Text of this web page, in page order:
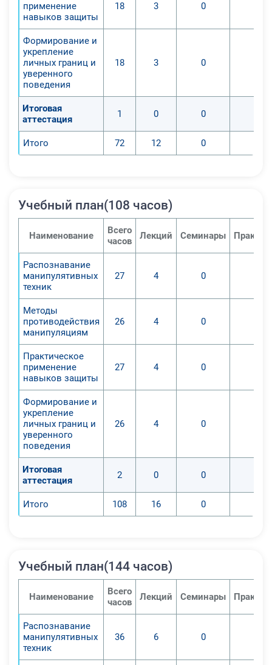
применение
навыков защиты
18 3 0
Формирование и
укрепление
личных границ и
уверенного
поведения
18 3 0
Итоговая
аттестация
1 0 0
Итого 72 12 0
Учебный план(108 часов)
Наименование
Всего
часов
Лекций Семинары
Распознавание
манипулятивных
техник
27 4 0
Методы
противодействия
манипуляциям
26 4 0
Практическое
применение
навыков защиты
27 4 0
Формирование и
укрепление
личных границ и
уверенного
поведения
26 4 0
Итоговая
аттестация
2 0 0
Итого 108 16 0
Учебный план(144 часов)
Наименование
Всего
часов
Лекций Семинары
Распознавание
манипулятивных
техник
36 6 0